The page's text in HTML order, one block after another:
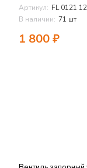
Артикул: FL 0121 12
В наличии: 71 шт
1 800₽